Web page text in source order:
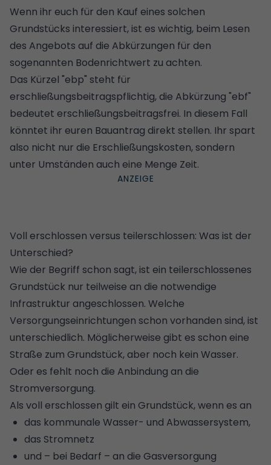
Wenn ihr euch für den Kauf eines solchen
Grundstücks interessiert, ist es wichtig, beim Lesen
des Angebots auf die Abkürzungen für den
sogenannten Bodenrichtwert zu achten.
Das Kürzel "ebp" steht für
erschließungsbeitragspflichtig, die Abkürzung "ebf"
bedeutet erschließungsbeitragsfrei. In diesem Fall
könntet ihr euren Bauantrag direkt stellen. Ihr spart
also nicht nur die Erschließungskosten, sondern
unter Umständen auch eine Menge Zeit.
Voll erschlossen versus teilerschlossen: Was ist der
Unterschied?
Wie der Begriff schon sagt, ist ein teilerschlossenes
Grundstück nur teilweise an die notwendige
Infrastruktur angeschlossen. Welche
Versorgungseinrichtungen schon vorhanden sind, ist
unterschiedlich. Möglicherweise gibt es schon eine
Straße zum Grundstück, aber noch kein Wasser.
Oder es fehlt noch die Anbindung an die
Stromversorgung.
Als voll erschlossen gilt ein Grundstück, wenn es an
das kommunale Wasser- und Abwassersystem,
das Stromnetz
und – bei Bedarf – an die Gasversorgung